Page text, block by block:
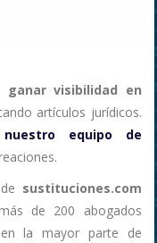
ganar visibilidad en
artículos jurídicos.
equipo de
sustituciones.com
de 200 abogados
en la mayor parte de